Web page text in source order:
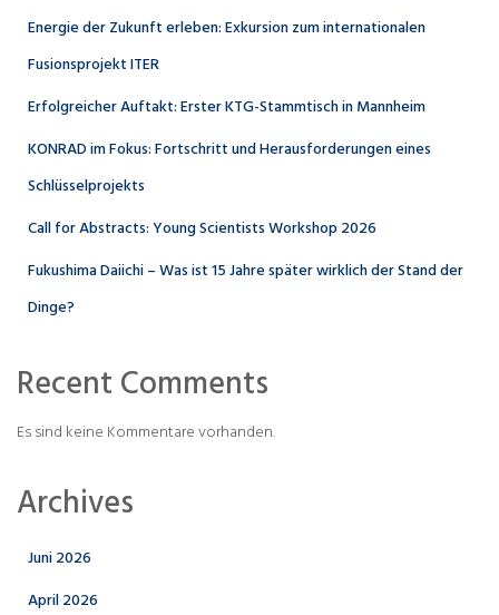
Energie der Zukunft erleben: Exkursion zum internationalen
Fusionsprojekt ITER
Erfolgreicher Auftakt: Erster KTG-Stammtisch in Mannheim
KONRAD im Fokus: Fortschritt und Herausforderungen eines
Schlüsselprojekts
Call for Abstracts: Young Scientists Workshop 2026
Fukushima Daiichi – Was ist 15 Jahre später wirklich der Stand der
Dinge?
Recent Comments
Es sind keine Kommentare vorhanden.
Archives
Juni 2026
April 2026